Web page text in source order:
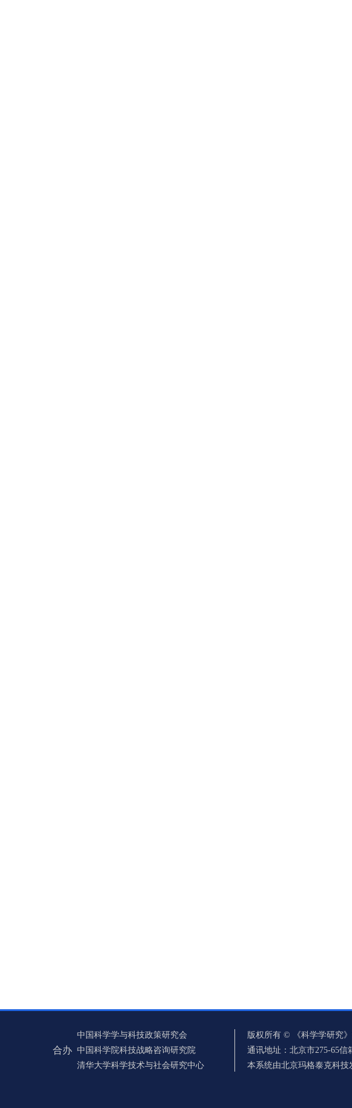
合办
中国科学学与科技政策研究会
中国科学院科技战略咨询研究院
清华大学科学技术与社会研究中心
版权所有 © 《科学学研究
通讯地址：北京市275-65信
本系统由北京玛格泰克科